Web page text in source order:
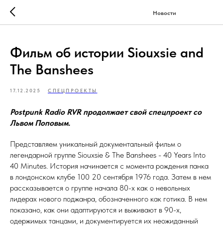
Новости
Фильм об истории Siouxsie and
The Banshees
17.12.2025 СПЕЦПРОЕКТЫ
Postpunk Radio RVR продолжает свой спецпроект со
Львом Поповым.
Представляем уникальный документальный фильм о
легендарной группе Siouxsie & The Banshees - 40 Years Into
40 Minutes. История начинается с момента рождения панка
в лондонском клубе 100 20 сентября 1976 года. Затем в нем
рассказывается о группе начала 80-х как о невольных
лидерах нового поджанра, обозначенного как готика. В нем
показано, как они адаптируются и выживают в 90-х,
одержимых танцами, и документируется их неожиданный